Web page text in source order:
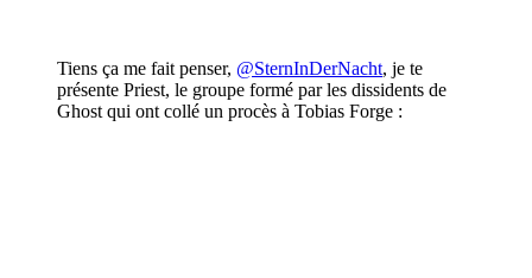
Tiens ça me fait penser, @SternInDerNacht, je te
présente Priest, le groupe formé par les dissidents de
Ghost qui ont collé un procès à Tobias Forge :